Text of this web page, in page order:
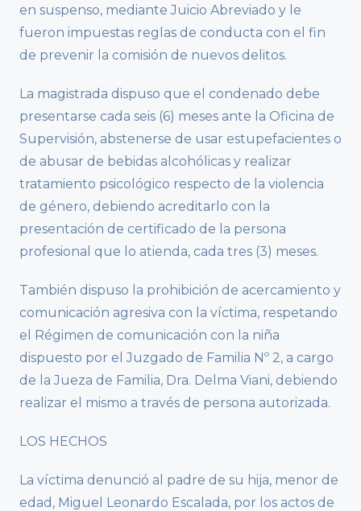
en suspenso, mediante Juicio Abreviado y le
fueron impuestas reglas de conducta con el fin
de prevenir la comisión de nuevos delitos.
La magistrada dispuso que el condenado debe
presentarse cada seis (6) meses ante la Oficina de
Supervisión, abstenerse de usar estupefacientes o
de abusar de bebidas alcohólicas y realizar
tratamiento psicológico respecto de la violencia
de género, debiendo acreditarlo con la
presentación de certificado de la persona
profesional que lo atienda, cada tres (3) meses.
También dispuso la prohibición de acercamiento y
comunicación agresiva con la víctima, respetando
el Régimen de comunicación con la niña
dispuesto por el Juzgado de Familia Nº 2, a cargo
de la Jueza de Familia, Dra. Delma Viani, debiendo
realizar el mismo a través de persona autorizada.
LOS HECHOS
La víctima denunció al padre de su hija, menor de
edad, Miguel Leonardo Escalada, por los actos de